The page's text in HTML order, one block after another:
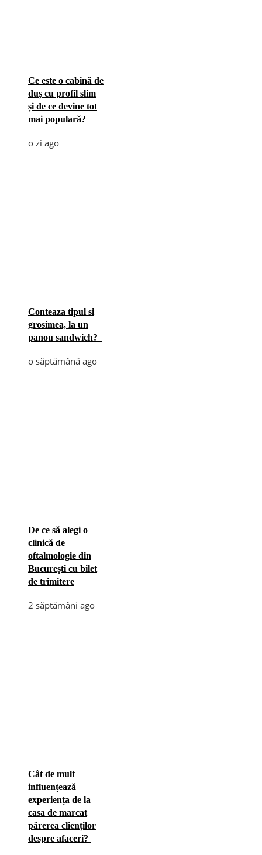
Ce este o cabină de
duș cu profil slim
și de ce devine tot
mai populară?
o zi ago
Conteaza tipul si
grosimea, la un
panou sandwich?
o săptămână ago
De ce să alegi o
clinică de
oftalmologie din
București cu bilet
de trimitere
2 săptămâni ago
Cât de mult
influențează
experiența de la
casa de marcat
părerea clienților
despre afaceri?